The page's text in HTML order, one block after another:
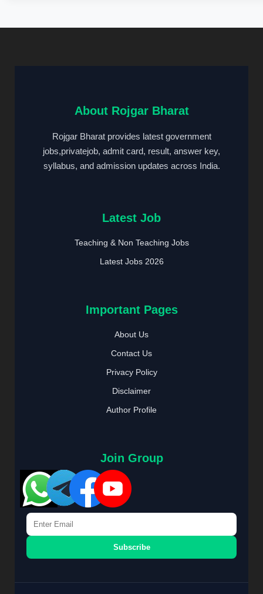
About Rojgar Bharat
Rojgar Bharat provides latest government
jobs,privatejob, admit card, result, answer key,
syllabus, and admission updates across India.
Latest Job
Teaching & Non Teaching Jobs
Latest Jobs 2026
Important Pages
About Us
Contact Us
Privacy Policy
Disclaimer
Author Profile
Join Group
Subscribe